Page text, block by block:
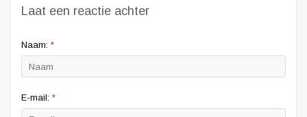
Laat een reactie achter
Naam: *
E-mail: *